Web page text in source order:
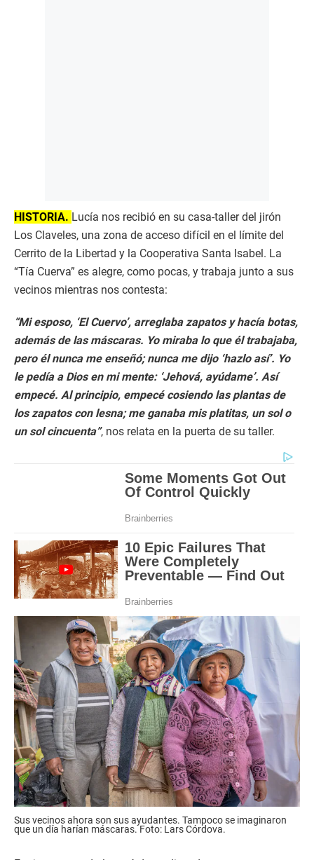
HISTORIA. Lucía nos recibió en su casa-taller del jirón
Los Claveles, una zona de acceso difícil en el límite del
Cerrito de la Libertad y la Cooperativa Santa Isabel. La
“Tía Cuerva” es alegre, como pocas, y trabaja junto a sus
vecinos mientras nos contesta:
“Mi esposo, ‘El Cuervo’, arreglaba zapatos y hacía botas,
además de las máscaras. Yo miraba lo que él trabajaba,
pero él nunca me enseñó; nunca me dijo ‘hazlo así’. Yo
le pedía a Dios en mi mente: ‘Jehová, ayúdame’. Así
empecé. Al principio, empecé cosiendo las plantas de
los zapatos con lesna; me ganaba mis platitas, un sol o
un sol cincuenta”, nos relata en la puerta de su taller.
Sus vecinos ahora son sus ayudantes. Tampoco se imaginaron
que un día harían máscaras. Foto: Lars Córdova.